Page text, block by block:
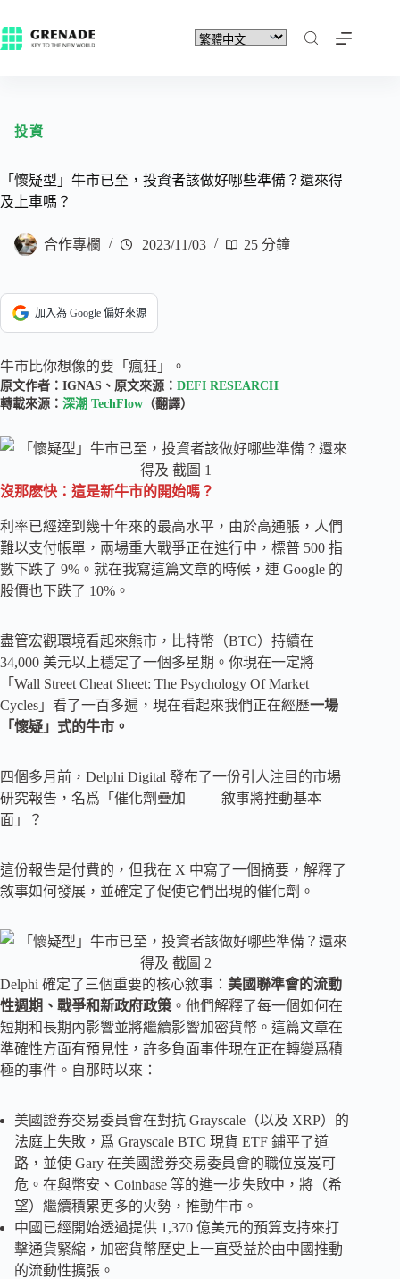
投資
「懷疑型」牛市已至，投資者該做好哪些準備？還來得
及上車嗎？
合作專欄 2023/11/03 25 分鐘
加入為 Google 偏好來源
牛市比你想像的要「瘋狂」。
原文作者：IGNAS、原文來源： DEFI RESEARCH
轉載來源： 深潮 TechFlow （翻譯）
沒那麽快：這是新牛市的開始嗎？
利率已經達到幾十年來的最高水平，由於高通脹，人們
難以支付帳單，兩場重大戰爭正在進行中，標普 500 指
數下跌了 9%。就在我寫這篇文章的時候，連 Google 的
股價也下跌了 10%。
盡管宏觀環境看起來熊市，比特幣（BTC）持續在
34,000 美元以上穩定了一個多星期。你現在一定將
「Wall Street Cheat Sheet: The Psychology Of Market
Cycles」看了一百多遍，現在看起來我們正在經歷一場
「懷疑」式的牛市。
四個多月前，Delphi Digital 發布了一份引人注目的市場
研究報告，名爲「催化劑疊加 —— 敘事將推動基本
面」？
這份報告是付費的，但我在 X 中寫了一個摘要，解釋了
敘事如何發展，並確定了促使它們出現的催化劑。
Delphi 確定了三個重要的核心敘事： 美國聯準會的流動
性週期、戰爭和新政府政策 。他們解釋了每一個如何在
短期和長期內影響並將繼續影響加密貨幣。這篇文章在
準確性方面有預見性，許多負面事件現在正在轉變爲積
極的事件。自那時以來：
美國證券交易委員會在對抗 Grayscale（以及 XRP）的
法庭上失敗，爲 Grayscale BTC 現貨 ETF 鋪平了道
路，並使 Gary 在美國證券交易委員會的職位岌岌可
危。在與幣安、Coinbase 等的進一步失敗中，將（希
望）繼續積累更多的火勢，推動牛市。
中國已經開始透過提供 1,370 億美元的預算支持來打
擊通貨緊縮，加密貨幣歷史上一直受益於由中國推動
的流動性擴張。